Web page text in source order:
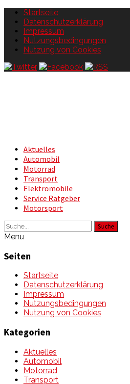
Startseite
Datenschutzerklärung
Impressum
Nutzungsbedingungen
Nutzung von Cookies
Aktuelles
Automobil
Motorrad
Transport
Elektromobile
Service Ratgeber
Motorsport
Suche
Menu
Seiten
Startseite
Datenschutzerklärung
Impressum
Nutzungsbedingungen
Nutzung von Cookies
Kategorien
Aktuelles
Automobil
Motorrad
Transport